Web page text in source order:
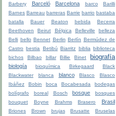
Barbery
Barceló Barcelona barco
Barilli
Barnes Barreau barreras Barrie barrio bastaba
batalla
Bauer Beaton bebida
Becerra
Beethoven
Beirut Bélgica Belleville
belleza
Belli bello Bennet Berlin Berlín Bermúdez de
Castro bestia Betibú Biarritz biblia biblioteca
bichos
Bilbao billar Billie Binet biografía
biología bioquímica Birkegaard
Black
Blackwater
blanca blanco Blasco
Blasco
Ibáñez
Bobin boca Bocabesada
bodegas
bolígrafo
boreal Bosch bosque
bosques
bouquet
Boyne Brahms Brasero Brasil
Briones Brown brujas Brusatte
Bruselas